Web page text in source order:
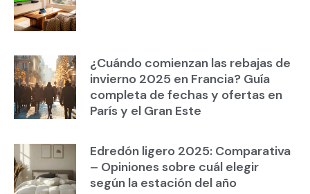
¿Cuándo comienzan las rebajas de
invierno 2025 en Francia? Guía
completa de fechas y ofertas en
París y el Gran Este
Edredón ligero 2025: Comparativa
– Opiniones sobre cuál elegir
según la estación del año